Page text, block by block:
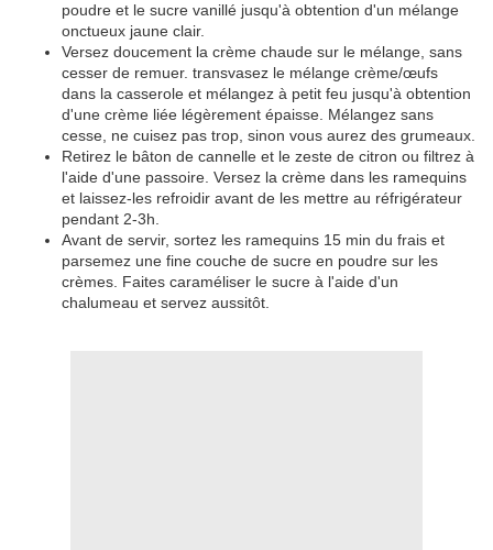
poudre et le sucre vanillé jusqu'à obtention d'un mélange
onctueux jaune clair.
Versez doucement la crème chaude sur le mélange, sans
cesser de remuer. transvasez le mélange crème/œufs
dans la casserole et mélangez à petit feu jusqu'à obtention
d'une crème liée légèrement épaisse. Mélangez sans
cesse, ne cuisez pas trop, sinon vous aurez des grumeaux.
Retirez le bâton de cannelle et le zeste de citron ou filtrez à
l'aide d'une passoire. Versez la crème dans les ramequins
et laissez-les refroidir avant de les mettre au réfrigérateur
pendant 2-3h.
Avant de servir, sortez les ramequins 15 min du frais et
parsemez une fine couche de sucre en poudre sur les
crèmes. Faites caraméliser le sucre à l'aide d'un
chalumeau et servez aussitôt.